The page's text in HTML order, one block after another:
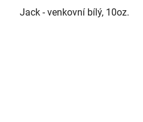
Jack - venkovní bílý, 10oz.